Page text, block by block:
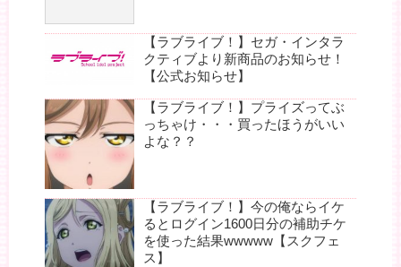
【ラブライブ！】セガ・インタラ
クティブより新商品のお知らせ！
【公式お知らせ】
【ラブライブ！】プライズってぶ
っちゃけ・・・買ったほうがいい
よな？？
【ラブライブ！】今の俺ならイケ
るとログイン1600日分の補助チケ
を使った結果wwwww【スクフェ
ス】